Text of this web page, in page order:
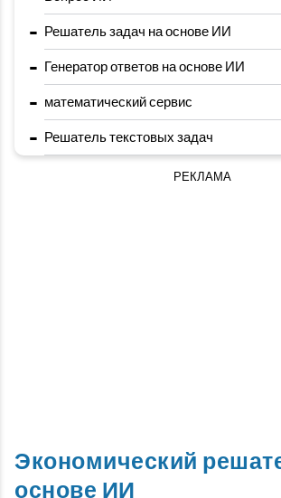
- Решатель задач на основе ИИ
- Генератор ответов на основе ИИ
- математический сервис
- Решатель текстовых задач
РЕКЛАМА
Экономический
основе ИИ